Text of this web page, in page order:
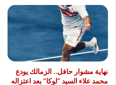
نهاية مشوار حافل.. الزمالك يودع
محمد علاء السيد “لوكا” بعد اعتزاله